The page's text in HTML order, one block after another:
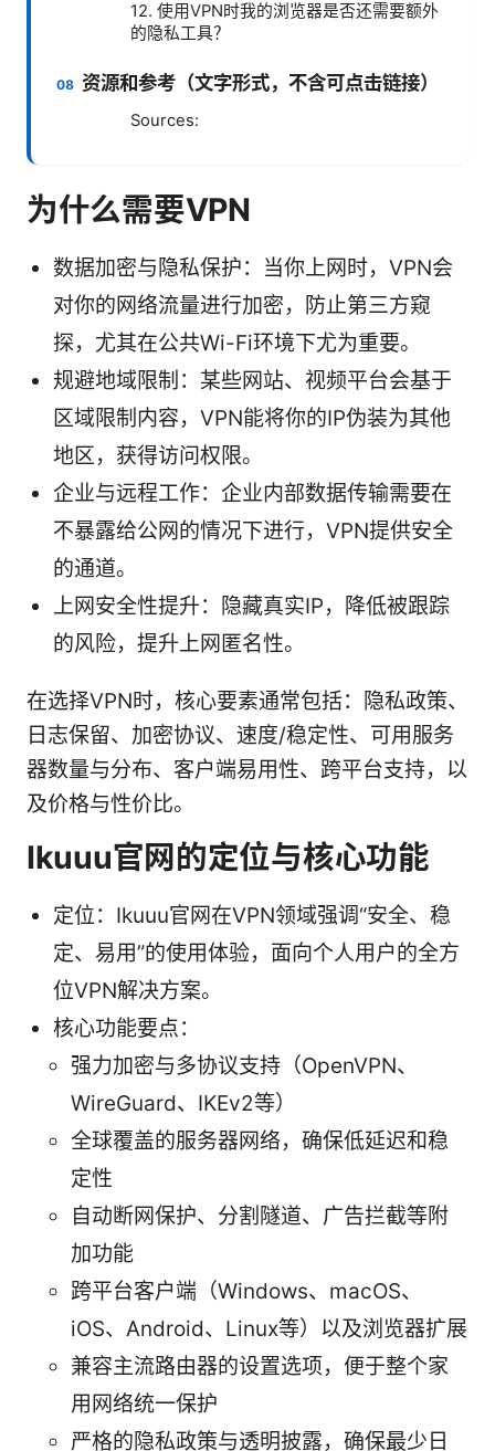
12. 使用VPN时我的浏览器是否还需要额外
的隐私工具？
资源和参考（文字形式，不含可点击链接）
Sources:
为什么需要VPN
数据加密与隐私保护：当你上网时，VPN会
对你的网络流量进行加密，防止第三方窥
探，尤其在公共Wi-Fi环境下尤为重要。
规避地域限制：某些网站、视频平台会基于
区域限制内容，VPN能将你的IP伪装为其他
地区，获得访问权限。
企业与远程工作：企业内部数据传输需要在
不暴露给公网的情况下进行，VPN提供安全
的通道。
上网安全性提升：隐藏真实IP，降低被跟踪
的风险，提升上网匿名性。
在选择VPN时，核心要素通常包括：隐私政策、
日志保留、加密协议、速度/稳定性、可用服务
器数量与分布、客户端易用性、跨平台支持，以
及价格与性价比。
Ikuuu官网的定位与核心功能
定位：Ikuuu官网在VPN领域强调“安全、稳
定、易用”的使用体验，面向个人用户的全方
位VPN解决方案。
核心功能要点：
强力加密与多协议支持（OpenVPN、
WireGuard、IKEv2等）
全球覆盖的服务器网络，确保低延迟和稳
定性
自动断网保护、分割隧道、广告拦截等附
加功能
跨平台客户端（Windows、macOS、
iOS、Android、Linux等）以及浏览器扩展
兼容主流路由器的设置选项，便于整个家
用网络统一保护
严格的隐私政策与透明披露，确保最少日